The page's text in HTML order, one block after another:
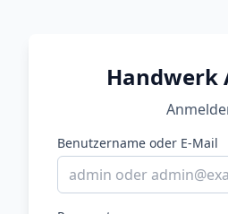
Handwerk
Benutzername oder E-Mail